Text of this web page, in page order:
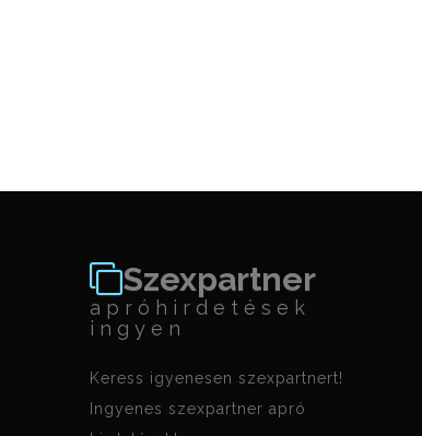
Szexpartner
apróhirdetések
ingyen
Keress igyenesen szexpartnert!
Ingyenes szexpartner apró